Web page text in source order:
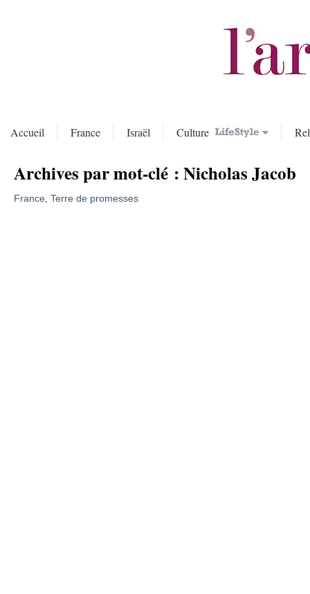
Accueil France Israël Culture
Archives par mot-clé :Nicholas Jacob
France, Terre de promesses